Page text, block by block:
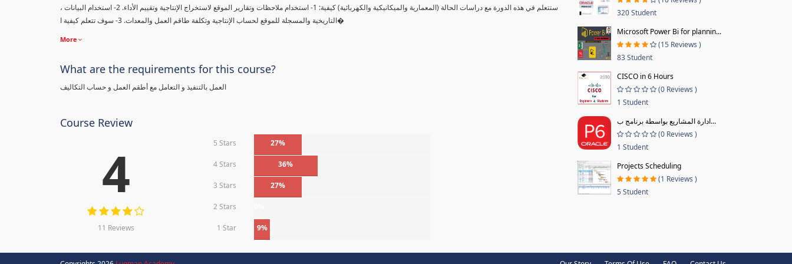
، ستتعلم في هذه الدورة مع دراسات الحالة (المعمارية والميكانيكية والكهربائية) كيفية: 1- استخدام ملاحظات وتقارير الموقع لاستخراج الإنتاجية وتقييم الأداء. 2- استخدام البيانات
التاريخية والمسجلة للموقع لحساب الإنتاجية وتكلفة طاقم العمل والمعدات. 3- سوف تتعلم كيفية ا�
More
What are the requirements for this course?
العمل بالتنفيذ و التعامل مع أطقم العمل و حساب التكاليف
Course Review
4
11 Reviews
5 Stars 27%
4 Stars 36%
3 Stars 27%
2 Stars
1 Star 9%
320 Student
Microsoft Power Bi for plannin...
(15 Reviews )
83 Student
CISCO in 6 Hours
(0 Reviews )
1 Student
ادارة المشاريع بواسطة برنامج ب...
(0 Reviews )
1 Student
Projects Scheduling
(1 Reviews )
5 Student